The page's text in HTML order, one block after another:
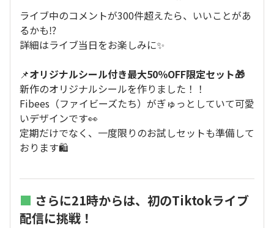
ライブ中のコメントが300件超えたら、いいことがあ
るかも⁉
詳細はライブ当日をお楽しみに✨
📌オリジナルシール付き最大50％OFF限定セット🎁
新作のオリジナルシールを作りました！！
Fibees（ファイビーズたち）がぎゅっとしていて可愛
いデザインです👀
定期だけでなく、一度限りのお試しセットも準備して
おります🛍️
■ さらに21時からは、初のTiktokライブ
配信に挑戦！